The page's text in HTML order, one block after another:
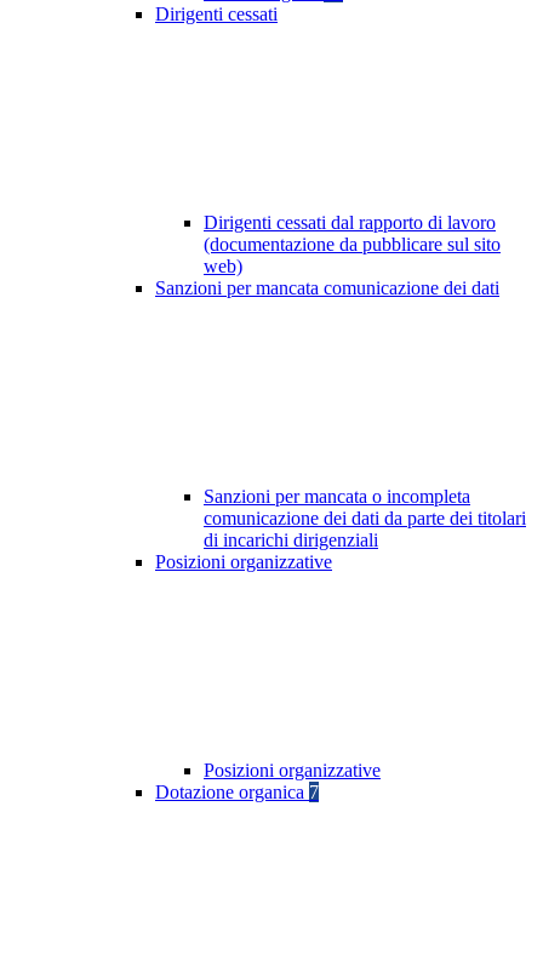
Dirigenti cessati
Dirigenti cessati dal rapporto di lavoro
(documentazione da pubblicare sul sito
web)
Sanzioni per mancata comunicazione dei dati
Sanzioni per mancata o incompleta
comunicazione dei dati da parte dei titolari
di incarichi dirigenziali
Posizioni organizzative
Posizioni organizzative
Dotazione organica 7